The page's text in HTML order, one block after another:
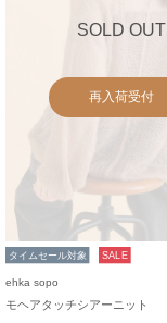
SOLD OUT
再入荷受付
タイムセール対象 SALE
ehka sopo
モヘアタッチシアーニット